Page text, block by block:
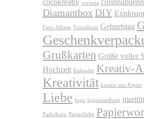
cocokreativ corinna
Diamantbox DIY
Foto-Album Fotoalbum Geburtstag
Grußkarten Grüße voller
Hochzeit Kalender Kreativ-
Kreativität kreativ mit Papier
Liebe logo logoerstellung
Paderborn Papierliebe